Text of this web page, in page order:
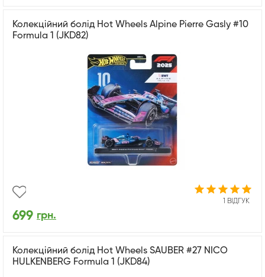
Колекційний болід Hot Wheels Alpine Pierre Gasly #10
Formula 1 (JKD82)
1 ВІДГУК
699 грн.
Колекційний болід Hot Wheels SAUBER #27 NICO
HULKENBERG Formula 1 (JKD84)